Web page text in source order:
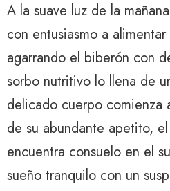
A la suave luz de la
con entusiasmo a
agarrando el biberón con
sorbo nutritivo lo llena de
delicado cuerpo comienza
de su abundante apetito,
encuentra consuelo en el
sueño tranquilo con un